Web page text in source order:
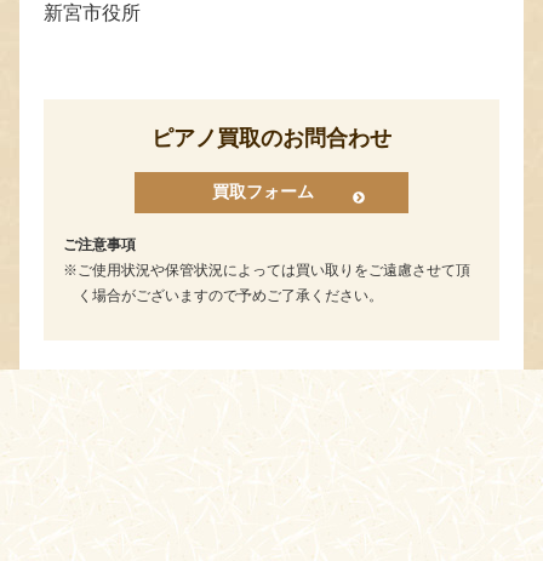
新宮市役所
ピアノ買取のお問合わせ
買取フォーム
ご注意事項
ご使用状況や保管状況によっては買い取りをご遠慮させて頂
く場合がございますので予めご了承ください。